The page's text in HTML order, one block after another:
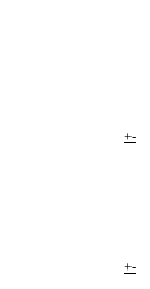
+-
+-